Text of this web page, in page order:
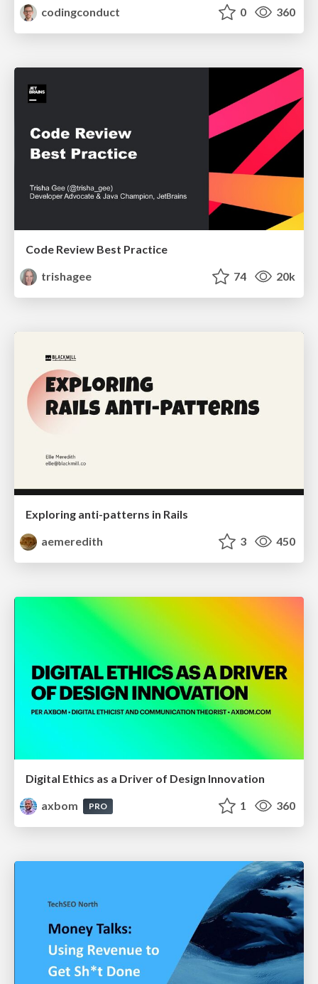
codingconduct
0 360
Code Review Best Practice
trishagee
74 20k
Exploring anti-patterns in Rails
aemeredith
3 450
Digital Ethics as a Driver of Design Innovation
axbom
PRO 1 360